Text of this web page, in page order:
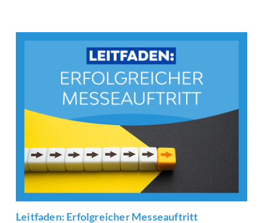
Leitfaden: Erfolgreicher Messeauftritt